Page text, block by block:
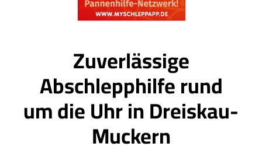
Zuverlässige
Abschlepphilfe rund
um die Uhr in Dreiskau-
Muckern